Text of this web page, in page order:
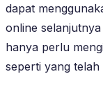
dapat
online
hanya perlu
seperti yang telah